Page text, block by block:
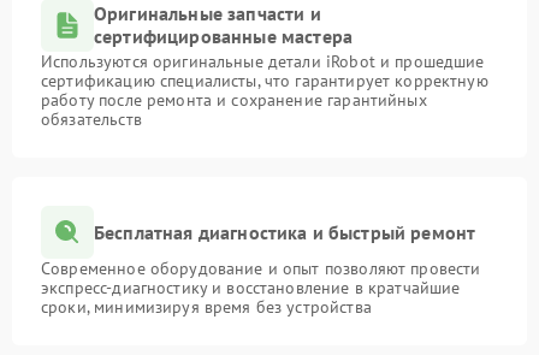
Оригинальные запчасти и
сертифицированные мастера
Используются оригинальные детали iRobot и прошедшие
сертификацию специалисты, что гарантирует корректную
работу после ремонта и сохранение гарантийных
обязательств
Бесплатная диагностика и быстрый ремонт
Современное оборудование и опыт позволяют провести
экспресс-диагностику и восстановление в кратчайшие
сроки, минимизируя время без устройства